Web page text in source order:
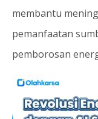
membantu
pemanfaatan
pemborosan